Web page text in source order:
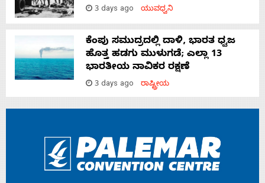
3 days ago ಯುವಧ್ವನಿ
ಕೆಂಪು ಸಮುದ್ರದಲ್ಲಿ ದಾಳಿ, ಭಾರತ ಧ್ವಜ
ಹೊತ್ತ ಹಡಗು ಮುಳುಗಡೆ; ಎಲ್ಲಾ 13
ಭಾರತೀಯ ನಾವಿಕರ ರಕ್ಷಣೆ
3 days ago ರಾಷ್ಟ್ರೀಯ